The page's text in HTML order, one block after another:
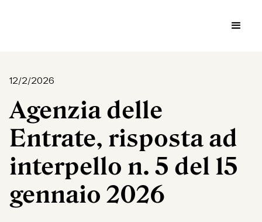
12/2/2026
Agenzia delle
Entrate, risposta ad
interpello n. 5 del 15
gennaio 2026